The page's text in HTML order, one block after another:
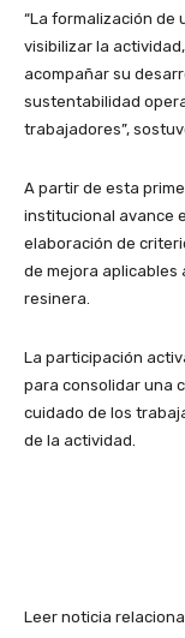
“La formalización de
visibilizar la
acompañar su
sustentabilidad
trabajadores”,
A partir de esta
institucional avance
elaboración de
de mejora aplicables
resinera.
La participación
para consolidar una
cuidado de los
de la actividad.
Leer noticia